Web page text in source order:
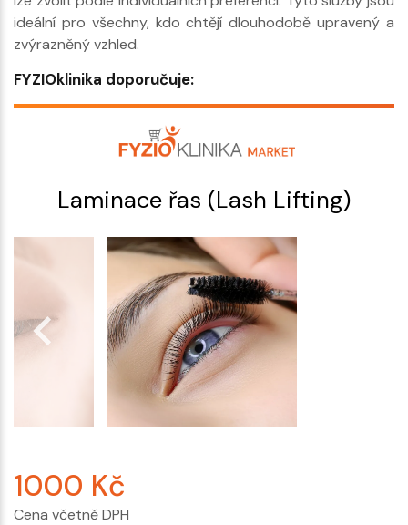
ideální pro všechny, kdo chtějí dlouhodobě upravený a
zvýrazněný vzhled.
FYZIOklinika doporučuje:
Laminace řas (Lash Lifting)
1000 Kč
Cena včetně DPH